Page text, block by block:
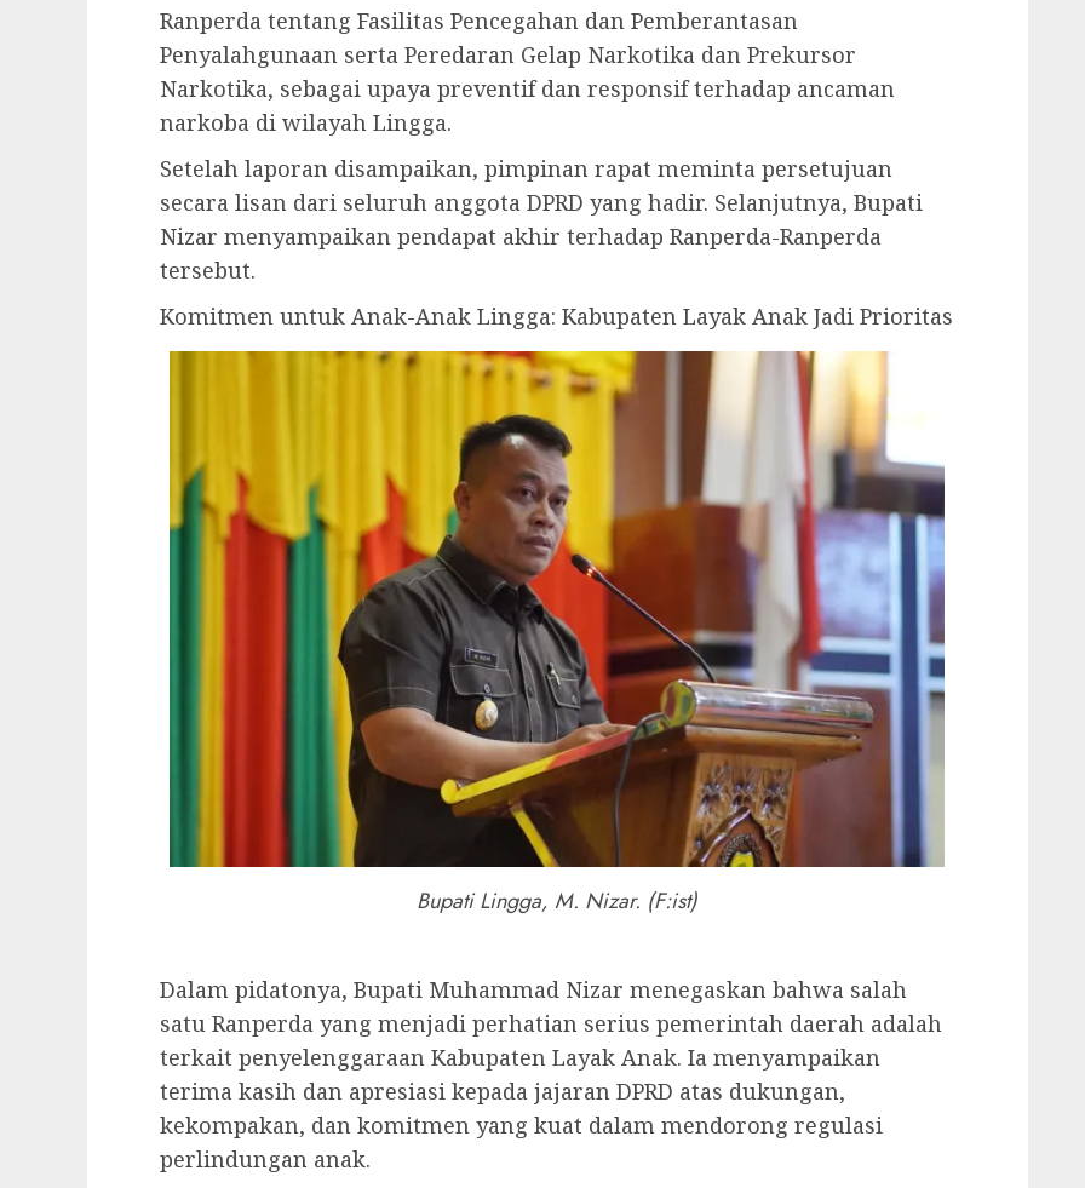
Ranperda tentang Fasilitas Pencegahan dan Pemberantasan
Penyalahgunaan serta Peredaran Gelap Narkotika dan Prekursor
Narkotika, sebagai upaya preventif dan responsif terhadap ancaman
narkoba di wilayah Lingga.
Setelah laporan disampaikan, pimpinan rapat meminta persetujuan
secara lisan dari seluruh anggota DPRD yang hadir. Selanjutnya, Bupati
Nizar menyampaikan pendapat akhir terhadap Ranperda-Ranperda
tersebut.
Komitmen untuk Anak-Anak Lingga: Kabupaten Layak Anak Jadi Prioritas
Bupati Lingga, M. Nizar. (F:ist)
Dalam pidatonya, Bupati Muhammad Nizar menegaskan bahwa salah
satu Ranperda yang menjadi perhatian serius pemerintah daerah adalah
terkait penyelenggaraan Kabupaten Layak Anak. Ia menyampaikan
terima kasih dan apresiasi kepada jajaran DPRD atas dukungan,
kekompakan, dan komitmen yang kuat dalam mendorong regulasi
perlindungan anak.